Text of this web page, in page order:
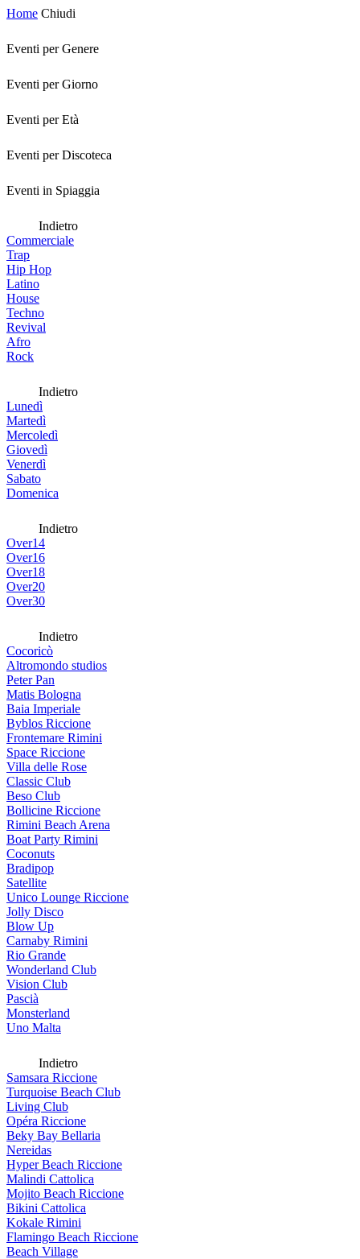
Home Chiudi
Eventi per Genere
Eventi per Giorno
Eventi per Età
Eventi per Discoteca
Eventi in Spiaggia
Indietro
Commerciale
Trap
Hip Hop
Latino
House
Techno
Revival
Afro
Rock
Indietro
Lunedì
Martedì
Mercoledì
Giovedì
Venerdì
Sabato
Domenica
Indietro
Over14
Over16
Over18
Over20
Over30
Indietro
Cocoricò
Altromondo studios
Peter Pan
Matis Bologna
Baia Imperiale
Byblos Riccione
Frontemare Rimini
Space Riccione
Villa delle Rose
Classic Club
Beso Club
Bollicine Riccione
Rimini Beach Arena
Boat Party Rimini
Coconuts
Bradipop
Satellite
Unico Lounge Riccione
Jolly Disco
Blow Up
Carnaby Rimini
Rio Grande
Wonderland Club
Vision Club
Pascià
Monsterland
Uno Malta
Indietro
Samsara Riccione
Turquoise Beach Club
Living Club
Opéra Riccione
Beky Bay Bellaria
Nereidas
Hyper Beach Riccione
Malindi Cattolica
Mojito Beach Riccione
Bikini Cattolica
Kokale Rimini
Flamingo Beach Riccione
Beach Village